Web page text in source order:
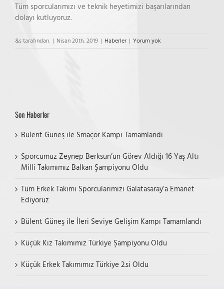
Tüm sporcularımızı ve teknik heyetimizi başarılarından
dolayı kutluyoruz.
&s tarafından. | Nisan 20th, 2019 | Haberler | Yorum yok
Son Haberler
Bülent Güneş ile Smaçör Kampı Tamamlandı
Sporcumuz Zeynep Berksun’un Görev Aldığı 16 Yaş Altı
Milli Takımımız Balkan Şampiyonu Oldu
Tüm Erkek Takımı Sporcularımızı Galatasaray’a Emanet
Ediyoruz
Bülent Güneş ile İleri Seviye Gelişim Kampı Tamamlandı
Küçük Kız Takımımız Türkiye Şampiyonu Oldu
Küçük Erkek Takımımız Türkiye 2.si Oldu